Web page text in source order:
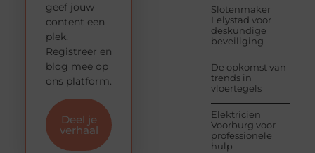
Slotenmaker
Lelystad voor
deskundige
beveiliging
De opkomst van
trends in
vloertegels
Elektricien
Voorburg voor
professionele
hulp
geef jouw
content een
plek.
Registreer en
blog mee op
ons platform.
Deel je
verhaal